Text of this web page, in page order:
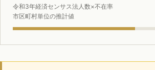
令和3年経済センサス法人数×不在率
市区町村単位の推計値